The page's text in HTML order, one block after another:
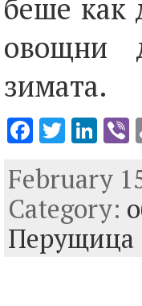
беше как
овощни
зимата.
F
e
b
o
o
T
it
te
r
Li
k
e
dI
n
February
Category:
Перущица